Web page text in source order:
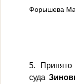
Форышева
5. Принято
суда